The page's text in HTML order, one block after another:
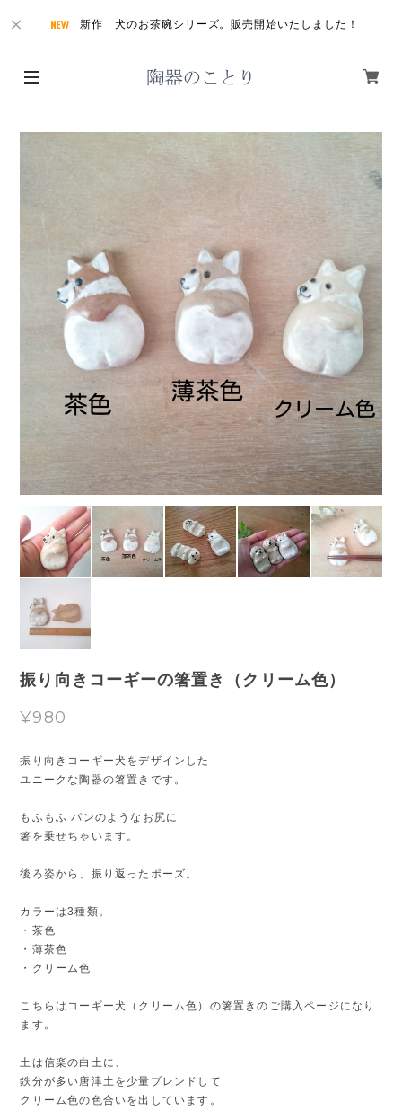
新作 犬のお茶碗シリーズ。販売開始いたしました！
振り向きコーギーの箸置き（クリーム色）
¥980
振り向きコーギー犬をデザインした
ユニークな陶器の箸置きです。
もふもふ パンのようなお尻に
箸を乗せちゃいます。
後ろ姿から、振り返ったポーズ。
カラーは3種類。
・茶色
・薄茶色
・クリーム色
こちらはコーギー犬（クリーム色）の箸置きのご購入ページになり
ます。
土は信楽の白土に、
鉄分が多い唐津土を少量ブレンドして
クリーム色の色合いを出しています。